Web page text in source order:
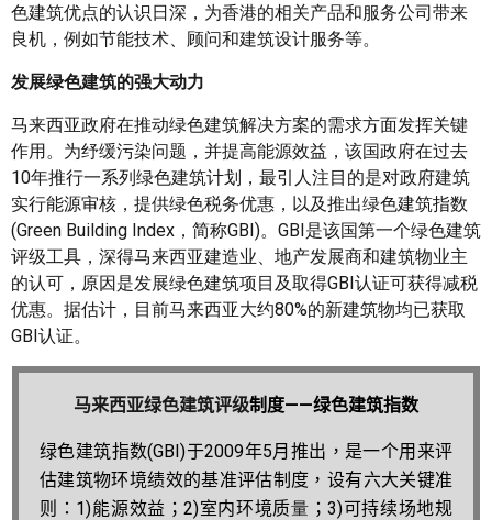
色建筑优点的认识日深，为香港的相关产品和服务公司带来
良机，例如节能技术、顾问和建筑设计服务等。
发展绿色建筑的强大动力
马来西亚政府在推动绿色建筑解决方案的需求方面发挥关键
作用。为纾缓污染问题，并提高能源效益，该国政府在过去
10年推行一系列绿色建筑计划，最引人注目的是对政府建筑
实行能源审核，提供绿色税务优惠，以及推出绿色建筑指数
(Green Building Index，简称GBI)。GBI是该国第一个绿色建筑
评级工具，深得马来西亚建造业、地产发展商和建筑物业主
的认可，原因是发展绿色建筑项目及取得GBI认证可获得减税
优惠。据估计，目前马来西亚大约80%的新建筑物均已获取
GBI认证。
马来西亚绿色建筑评级制度——绿色建筑指数
绿色建筑指数(GBI)于2009年5月推出，是一个用来评
估建筑物环境绩效的基准评估制度，设有六大关键准
则： 1)能源效益； 2)室内环境质量 ； 3)可持续场地规